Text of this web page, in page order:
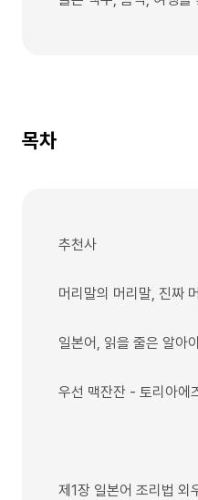
목차
추천사
머리말의 머리말, 진짜
일본어, 읽을 줄은 알아
우선 맥잔잔 - 토리아에
제1장 일본어 조리법